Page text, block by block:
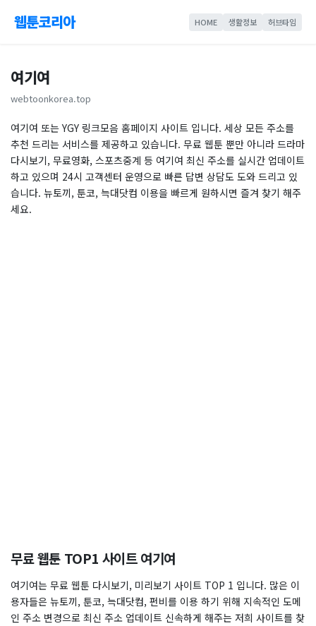
웹툰코리아 HOME 생활정보 허브타임
여기여
webtoonkorea.top
여기여 또는 YGY 링크모음 홈페이지 사이트 입니다. 세상 모든 주소를
추천 드리는 서비스를 제공하고 있습니다. 무료 웹툰 뿐만 아니라 드라마
다시보기, 무료영화, 스포츠중계 등 여기여 최신 주소를 실시간 업데이트
하고 있으며 24시 고객센터 운영으로 빠른 답변 상담도 도와 드리고 있
습니다. 뉴토끼, 툰코, 늑대닷컴 이용을 빠르게 원하시면 즐겨 찾기 해주
세요.
무료 웹툰 TOP1 사이트 여기여
여기여는 무료 웹툰 다시보기, 미리보기 사이트 TOP 1 입니다. 많은 이
용자들은 뉴토끼, 툰코, 늑대닷컴, 펀비를 이용 하기 위해 지속적인 도메
인 주소 변경으로 최신 주소 업데이트 신속하게 해주는 저희 사이트를 찾